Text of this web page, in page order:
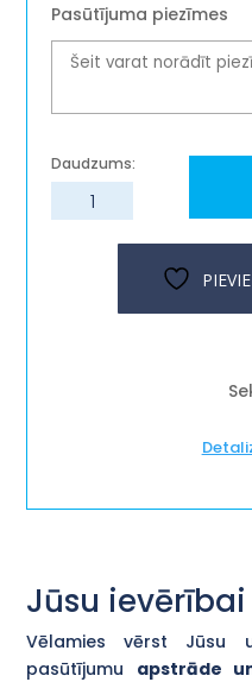
Pasūtījuma piezīmes
Koka
puzle
Jūsu ievērībai
Vēlamies vērst Jūsu
pasūtījumu apstrāde